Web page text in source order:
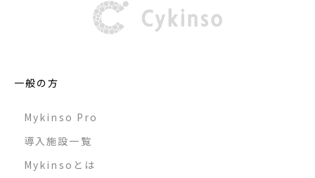
一般の方
Mykinso Pro
導入施設一覧
Mykinsoとは